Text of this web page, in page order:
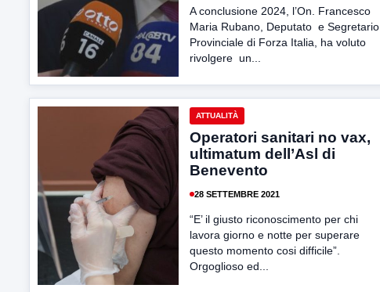
A conclusione 2024, l’On. Francesco
Maria Rubano, Deputato e Segretario
Provinciale di Forza Italia, ha voluto
rivolgere un...
ATTUALITÀ
Operatori sanitari no vax,
ultimatum dell’Asl di
Benevento
28 SETTEMBRE 2021
“E’ il giusto riconoscimento per chi
lavora giorno e notte per superare
questo momento cosi difficile”.
Orgoglioso ed...